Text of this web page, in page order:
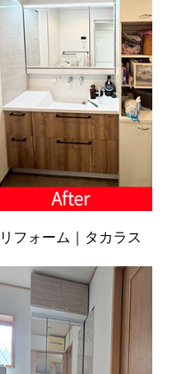
フォーム｜タカラス